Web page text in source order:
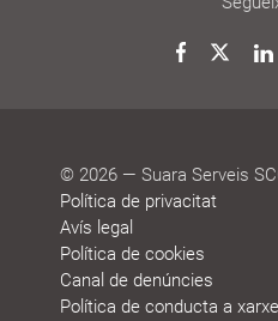
reconeixementsFacebook
Twitter
© 2026 — Suara Serveis
Política de privacitat
Avís legal
Política de cookies
Canal de denúncies
Política de conducta a